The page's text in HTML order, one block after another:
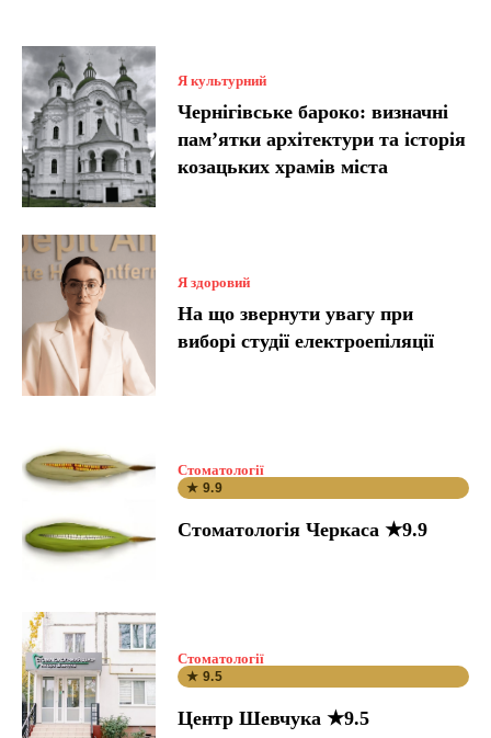
Я культурний
Чернігівське бароко: визначні
пам’ятки архітектури та історія
козацьких храмів міста
Я здоровий
На що звернути увагу при
виборі студії електроепіляції
Стоматології
★ 9.9
Стоматологія Черкаса ★9.9
Стоматології
★ 9.5
Центр Шевчука ★9.5